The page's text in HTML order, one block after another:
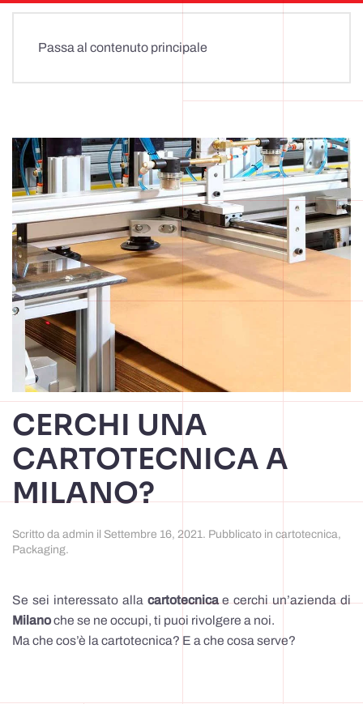
Passa al contenuto principale
CERCHI UNA
CARTOTECNICA A
MILANO?
Scritto da admin il Settembre 16, 2021 . Pubblicato in cartotecnica,
Packaging.
Se sei interessato alla cartotecnicae cerchi un’azienda di
Milanoche se ne occupi, ti puoi rivolgere a noi.
Ma che cos’è la cartotecnica? E a che cosa serve?